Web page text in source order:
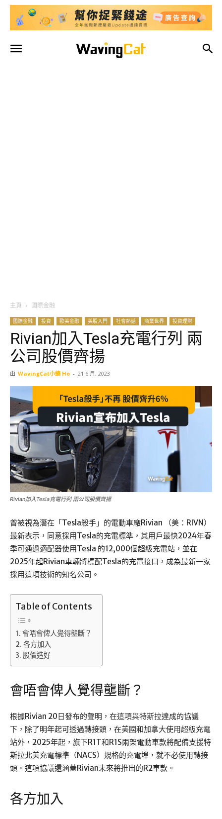
主頁 國際金融
國際金融 投資 歐美金融 美股入門 社會熱話 商業世界 投資理財
Rivian加入Tesla充電行列 兩
公司股價齊揚
由 WavingCat小編 Ho - 21 6 月, 2023
Rivian加入Tesla充電行列 兩公司股價齊揚
曾被視為潛在「Tesla殺手」的電動車廠Rivian （美：RIVN）
最新表示，同意採用Tesla的充電標準，其用戶最快2024年春
季可通過適配器使用Tesla 的12,000個超級充電站，並在
2025年起Rivian車輛將標配Tesla的充電接口，成為最新一家
採用這項技術的知名公司。
Table of Contents
會唔會俾人覺得壟斷？
各方加入
股價造好
會唔會俾人覺得壟斷？
根據Rivian 20日發布的聲明，在這項與特斯拉達成的協議
下，除了明年起可透過轉接頭，在美國和加拿大使用超級充電
站外，2025年起，旗下R1T和R1S兩架電動車款將配備支援特
斯拉北美充電標準（NACS）規格的充電埠，就不必使用轉接
頭。這項協議還涵蓋Rivian未來將推出的R2車款。
各方加入